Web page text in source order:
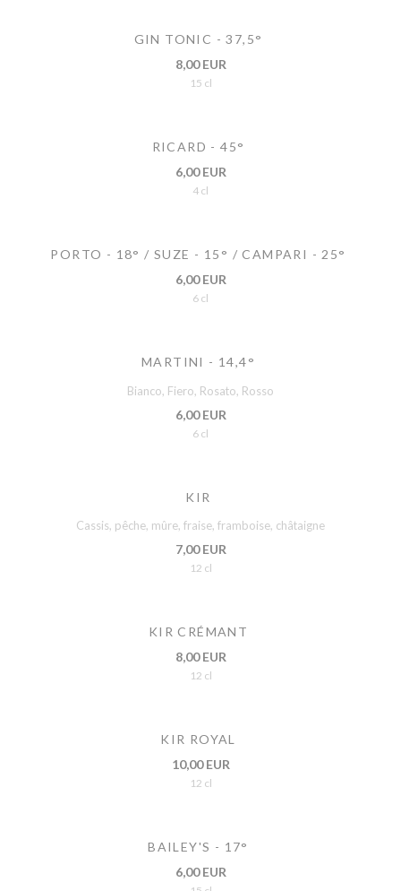
GIN TONIC - 37,5°
8,00 EUR
15 cl
RICARD - 45°
6,00 EUR
4 cl
PORTO - 18° / SUZE - 15° / CAMPARI - 25°
6,00 EUR
6 cl
MARTINI - 14,4°
Bianco, Fiero, Rosato, Rosso
6,00 EUR
6 cl
KIR
Cassis, pêche, mûre, fraise, framboise, châtaigne
7,00 EUR
12 cl
KIR CRÉMANT
8,00 EUR
12 cl
KIR ROYAL
10,00 EUR
12 cl
BAILEY'S - 17°
6,00 EUR